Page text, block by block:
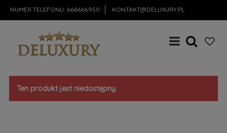
NUMER TELEFONU: 666666950 KONTAKT@DELUXURY.PL
Ten produkt jest niedostępny.